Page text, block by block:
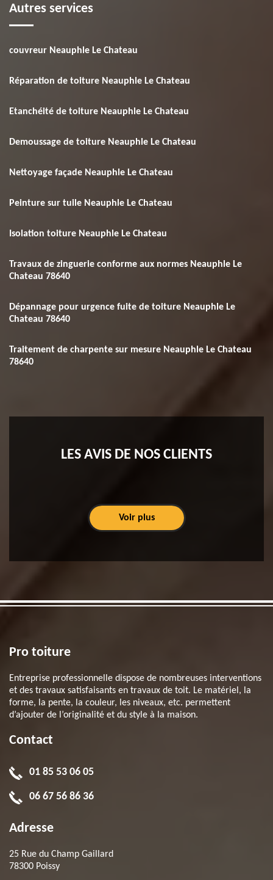
Autres services
couvreur Neauphle Le Chateau
Réparation de toiture Neauphle Le Chateau
Etanchéité de toiture Neauphle Le Chateau
Demoussage de toiture Neauphle Le Chateau
Nettoyage façade Neauphle Le Chateau
Peinture sur tuile Neauphle Le Chateau
Isolation toiture Neauphle Le Chateau
Travaux de zinguerie conforme aux normes Neauphle Le
Chateau 78640
Dépannage pour urgence fuite de toiture Neauphle Le
Chateau 78640
Traitement de charpente sur mesure Neauphle Le Chateau
78640
LES AVIS DE NOS CLIENTS
Voir plus
Pro toiture
Entreprise professionnelle dispose de nombreuses interventions
et des travaux satisfaisants en travaux de toit. Le matériel, la
forme, la pente, la couleur, les niveaux, etc. permettent
d’ajouter de l’originalité et du style à la maison.
Contact
01 85 53 06 05
06 67 56 86 36
Adresse
25 Rue du Champ Gaillard
78300 Poissy